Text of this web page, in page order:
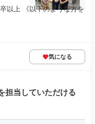
以上 《以下のような方を
気になる
担当していただける